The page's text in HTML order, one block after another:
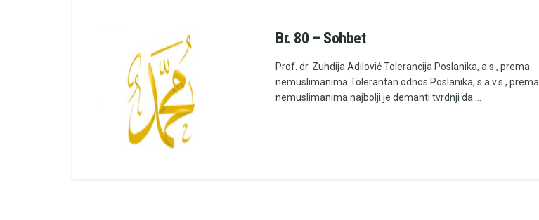
Br. 80 – Sohbet
Prof. dr. Zuhdija Adilović Tolerancija Poslanika, a.s., prema
nemuslimanima Tolerantan odnos Poslanika, s.a.v.s., prema
nemuslimanima najbolji je demanti tvrdnji da ...